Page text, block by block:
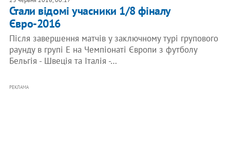
Стали відомі учасники 1/8 фіналу
Євро-2016
Після завершення матчів у заключному турі групового
раунду в групі Е на Чемпіонаті Європи з футболу
Бельгія - Швеція та Італія -…
РЕКЛАМА